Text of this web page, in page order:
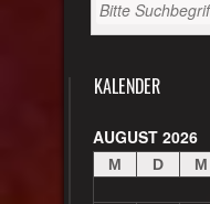
KALENDER
AUGUST 2026
M D M